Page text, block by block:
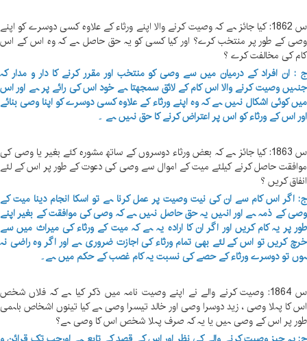
س 1862: کیا جائز ہے کہ وصیت کرنے والا اپنے ورثاء کے علاوہ کسی دوسرے کو اپنے
وصی کے طور پر منتخب کرے؟ اور کیا کسی کو یہ حق حاصل ہے کہ وہ اس کے اس
کام کی مخالفت کرے ؟
ج : ان افراد کے درمیان میں سے وصی کو منتخب اور مقرر کرنے کا دار و مدار کہ
جنہیں وصیت کرنے والا اس کام کے لائق سمجھتا ہے خود اس کی رائے پر ہے اور اس
میں کوئی اشکال نہیں ہے کہ وہ اپنے ورثاء کے علاوہ کسی دوسرے کو اپنا وصی بنائے
اور اس کے ورثاء کو اس پر اعتراض کرنے کا حق نہیں ہے ۔
س 1863: کیا جائز ہے کہ بعض ورثاء دوسروں کے ساتھ مشورہ کئے بغیر یا وصی کی
موافقت حاصل کرنے کیلئے میت کے اموال سے وصی کی دعوت کے طور پر اس کے لئے
انفاق کریں ؟
ج: اگر اس کام سے ان کی نیت وصیت پر عمل کرنا ہے تو اسکا انجام دینا میت کے
وصی کے ذمہ ہے اور انہیں یہ حق حاصل نہیں ہے کہ وصی کی موافقت کے بغیر اپنے
طور پر یہ کام کریں اور اگر ان کا ارادہ یہ ہے کہ میت کے ورثاء کی میراث میں سے
خرچ کریں تو اس کے لئے بھی تمام ورثاء کی اجازت ضروری ہے اور اگر وہ راضی نہ
ہوں تو دوسرے ورثاء کے حصے کی نسبت یہ کام غصب کے حکم میں ہے۔
س 1864: وصیت کرنے والے نے اپنے وصیت نامہ میں ذکر کیا ہے کہ فلاں شخص
اس کا پہلا وصی ، زید دوسرا وصی اور خالد تیسرا وصی ہے کیا تینوں اشخاص باہمی
طور پر اس کے وصی ہیں یا یہ کہ صرف پہلا شخص اس کا وصی ہے؟